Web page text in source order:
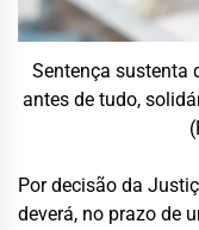
Sentença sustenta
antes de tudo,
Por decisão da
deverá, no prazo de